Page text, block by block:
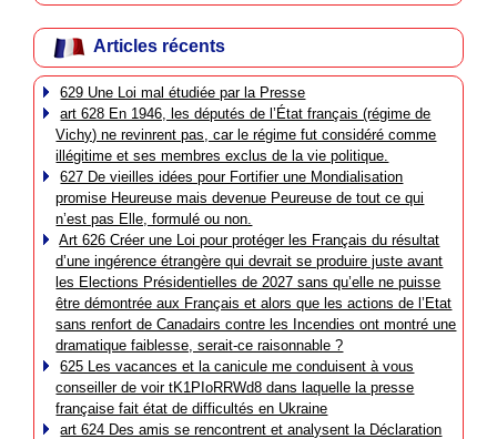
Articles récents
629 Une Loi mal étudiée par la Presse
art 628 En 1946, les députés de l’État français (régime de
Vichy) ne revinrent pas, car le régime fut considéré comme
illégitime et ses membres exclus de la vie politique.
627 De vieilles idées pour Fortifier une Mondialisation
promise Heureuse mais devenue Peureuse de tout ce qui
n’est pas Elle, formulé ou non.
Art 626 Créer une Loi pour protéger les Français du résultat
d’une ingérence étrangère qui devrait se produire juste avant
les Elections Présidentielles de 2027 sans qu’elle ne puisse
être démontrée aux Français et alors que les actions de l’Etat
sans renfort de Canadairs contre les Incendies ont montré une
dramatique faiblesse, serait-ce raisonnable ?
625 Les vacances et la canicule me conduisent à vous
conseiller de voir tK1PIoRRWd8 dans laquelle la presse
française fait état de difficultés en Ukraine
art 624 Des amis se rencontrent et analysent la Déclaration